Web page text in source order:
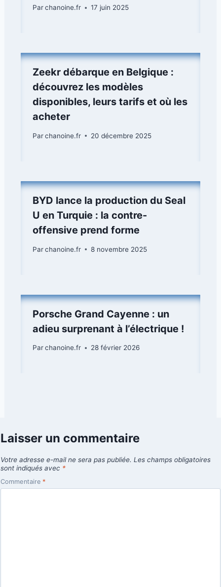
Parchanoine.fr 17 juin 2025
Zeekr débarque en Belgique :
découvrez les modèles
disponibles, leurs tarifs et où les
acheter
Parchanoine.fr 20 décembre 2025
BYD lance la production du Seal
U en Turquie : la contre-
offensive prend forme
Parchanoine.fr 8 novembre 2025
Porsche Grand Cayenne : un
adieu surprenant à l’électrique !
Parchanoine.fr 28 février 2026
Laisser un commentaire
Votre adresse e-mail ne sera pas publiée. Les champs obligatoires
sont indiqués avec *
Commentaire *